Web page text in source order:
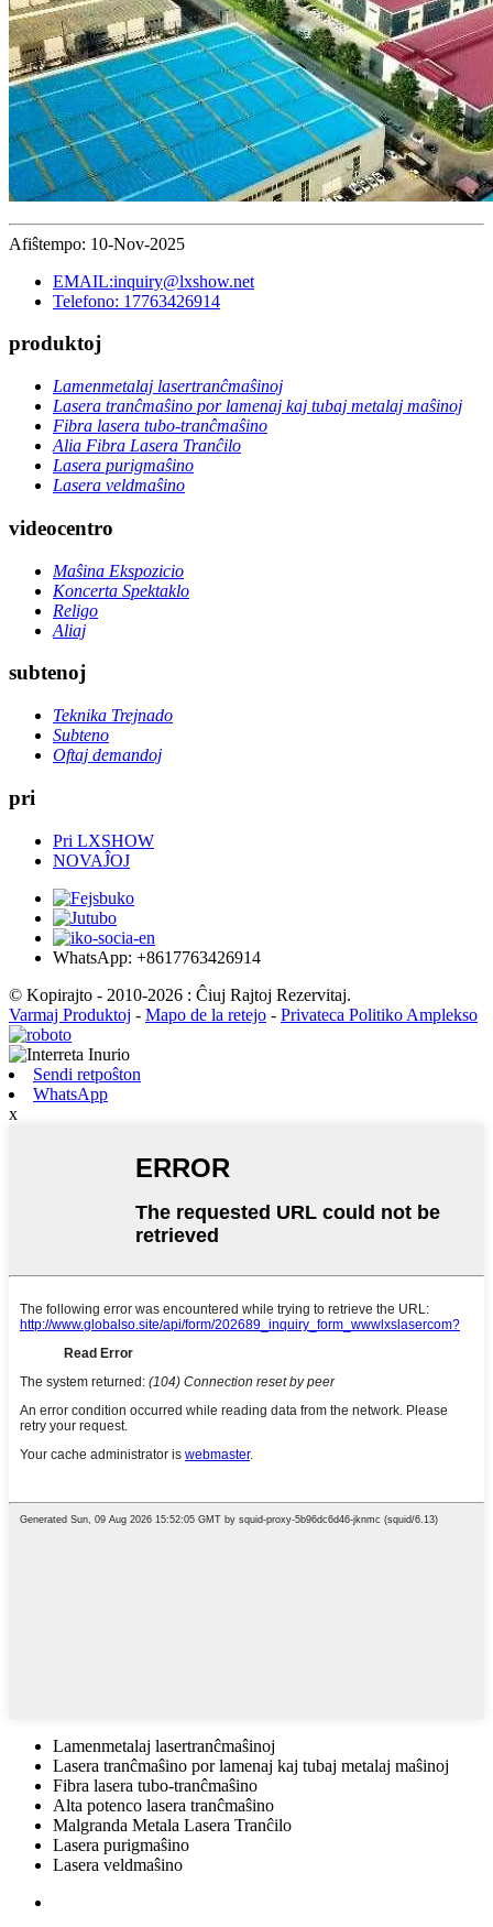
Afiŝtempo: 10-Nov-2025
EMAIL:inquiry@lxshow.net
Telefono: 17763426914
produktoj
Lamenmetalaj lasertranĉmaŝinoj
Lasera tranĉmaŝino por lamenaj kaj tubaj metalaj maŝinoj
Fibra lasera tubo-tranĉmaŝino
Alia Fibra Lasera Tranĉilo
Lasera purigmaŝino
Lasera veldmaŝino
videocentro
Maŝina Ekspozicio
Koncerta Spektaklo
Religo
Aliaj
subtenoj
Teknika Trejnado
Subteno
Oftaj demandoj
pri
Pri LXSHOW
NOVAĴOJ
WhatsApp: +8617763426914
© Kopirajto - 2010-2026 : Ĉiuj Rajtoj Rezervitaj.
Varmaj Produktoj - Mapo de la retejo - Privateca Politiko Amplekso
Sendi retpoŝton
WhatsApp
x
Lamenmetalaj lasertranĉmaŝinoj
Lasera tranĉmaŝino por lamenaj kaj tubaj metalaj maŝinoj
Fibra lasera tubo-tranĉmaŝino
Alta potenco lasera tranĉmaŝino
Malgranda Metala Lasera Tranĉilo
Lasera purigmaŝino
Lasera veldmaŝino